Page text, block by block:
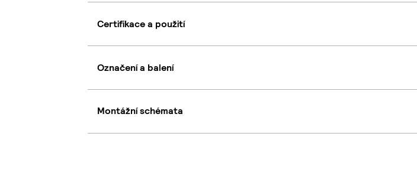
Certifikace a použití
Označení a balení
Montážní schémata